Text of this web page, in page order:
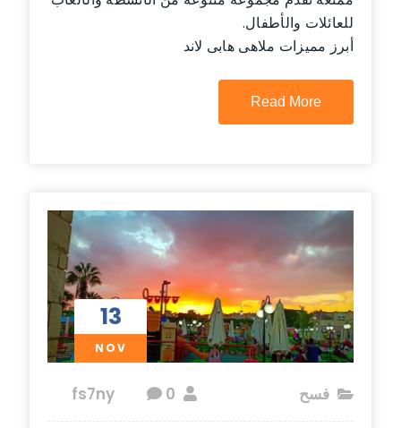
للعائلات والأطفال.
أبرز مميزات ملاهى هابى لاند
Read More
13
NOV
فسح 0